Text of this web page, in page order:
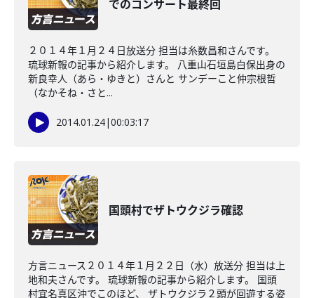
でのコンサート最終回
２０１４年１月２４日放送分 担当は糸数昌和さんです。
琉球新報の記事から紹介します。 八重山石垣島白保出身の
新良幸人（あら・ゆきと）さんと サンデーこと仲宗根哲
（なかそね・さと...
2014.01.24|00:03:17
国頭村でザトウクジラ確認
方言ニュース２０１４年１月２２日（水）放送分 担当は上
地和夫さんです。 琉球新報の記事から紹介します。 国頭
村宜名真区沖でこのほど、 ザトウクジラ２頭が回遊する姿